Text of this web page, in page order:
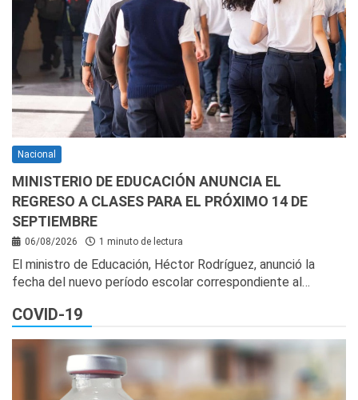
Nacional
MINISTERIO DE EDUCACIÓN ANUNCIA EL
REGRESO A CLASES PARA EL PRÓXIMO 14 DE
SEPTIEMBRE
06/08/2026 1 minuto de lectura
El ministro de Educación, Héctor Rodríguez, anunció la
fecha del nuevo período escolar correspondiente al…
COVID-19